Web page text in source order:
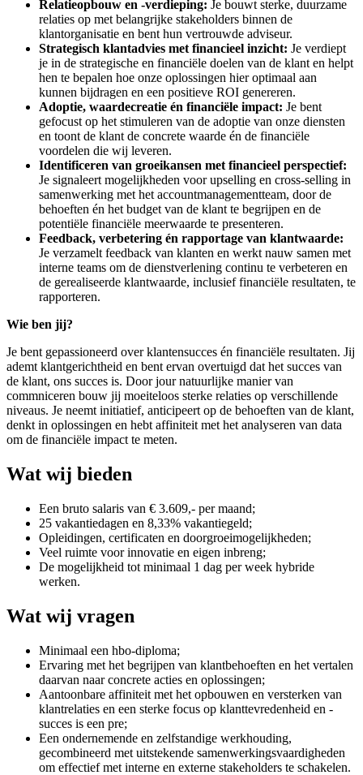
Relatieopbouw en -verdieping: Je bouwt sterke, duurzame
relaties op met belangrijke stakeholders binnen de
klantorganisatie en bent hun vertrouwde adviseur.
Strategisch klantadvies met financieel inzicht: Je verdiept
je in de strategische en financiële doelen van de klant en helpt
hen te bepalen hoe onze oplossingen hier optimaal aan
kunnen bijdragen en een positieve ROI genereren.
Adoptie, waardecreatie én financiële impact: Je bent
gefocust op het stimuleren van de adoptie van onze diensten
en toont de klant de concrete waarde én de financiële
voordelen die wij leveren.
Identificeren van groeikansen met financieel perspectief:
Je signaleert mogelijkheden voor upselling en cross-selling in
samenwerking met het accountmanagementteam, door de
behoeften én het budget van de klant te begrijpen en de
potentiële financiële meerwaarde te presenteren.
Feedback, verbetering én rapportage van klantwaarde:
Je verzamelt feedback van klanten en werkt nauw samen met
interne teams om de dienstverlening continu te verbeteren en
de gerealiseerde klantwaarde, inclusief financiële resultaten, te
rapporteren.
Wie ben jij?
Je bent gepassioneerd over klantensucces én financiële resultaten. Jij
ademt klantgerichtheid en bent ervan overtuigd dat het succes van
de klant, ons succes is. Door jour natuurlijke manier van
commniceren bouw jij moeiteloos sterke relaties op verschillende
niveaus. Je neemt initiatief, anticipeert op de behoeften van de klant,
denkt in oplossingen en hebt affiniteit met het analyseren van data
om de financiële impact te meten.
Wat wij bieden
Een bruto salaris van € 3.609,- per maand;
25 vakantiedagen en 8,33% vakantiegeld;
Opleidingen, certificaten en doorgroeimogelijkheden;
Veel ruimte voor innovatie en eigen inbreng;
De mogelijkheid tot minimaal 1 dag per week hybride
werken.
Wat wij vragen
Minimaal een hbo-diploma;
Ervaring met het begrijpen van klantbehoeften en het vertalen
daarvan naar concrete acties en oplossingen;
Aantoonbare affiniteit met het opbouwen en versterken van
klantrelaties en een sterke focus op klanttevredenheid en -
succes is een pre;
Een ondernemende en zelfstandige werkhouding,
gecombineerd met uitstekende samenwerkingsvaardigheden
om effectief met interne en externe stakeholders te schakelen.